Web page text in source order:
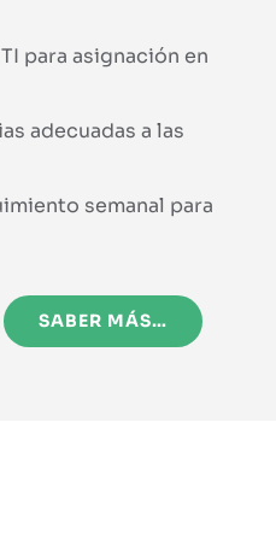
para asignación en
adecuadas a las
semanal para
SABER MÁS…